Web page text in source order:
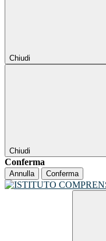
Chiudi
Chiudi
Conferma
Annulla Conferma